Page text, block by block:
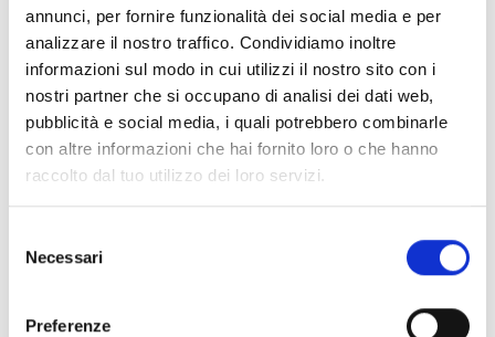
annunci, per fornire funzionalità dei social media e per
analizzare il nostro traffico. Condividiamo inoltre
informazioni sul modo in cui utilizzi il nostro sito con i
nostri partner che si occupano di analisi dei dati web,
pubblicità e social media, i quali potrebbero combinarle
con altre informazioni che hai fornito loro o che hanno
raccolto dal tuo utilizzo dei loro servizi.
delNecessari
Preferenze